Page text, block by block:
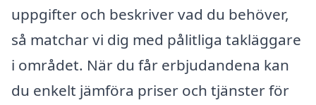
uppgifter och beskriver vad du behöver,
så matchar vi dig med pålitliga takläggare
i området. När du får erbjudandena kan
du enkelt jämföra priser och tjänster för